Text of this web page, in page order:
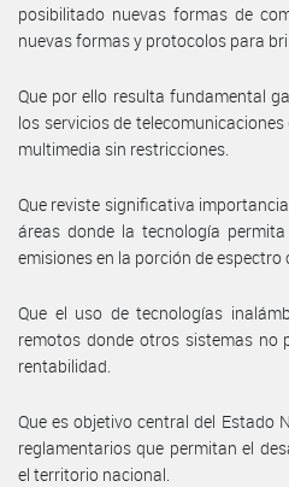
posibilitado nuevas formas de
nuevas formas y protocolos para
Que por ello resulta fundamental
los servicios de
multimedia sin restricciones.
Que reviste significativa
áreas donde la tecnología
emisiones en la porción de espectro
Que el uso de tecnologías
remotos donde otros sistemas no
rentabilidad.
Que es objetivo central del Estado
reglamentarios que permitan el
el territorio nacional.